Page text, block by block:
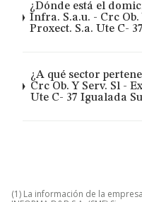
¿Dónde está el
Infra. S.a.u. - Crc Ob.
Proxect. S.a. Ute C-
¿A qué sector
Crc Ob. Y Serv. Sl -
Ute C- 37 Igualada
(1) La información de la